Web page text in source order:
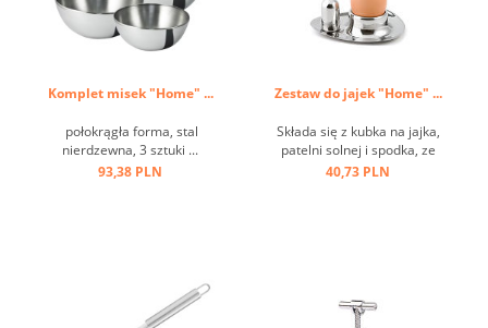
Komplet misek "Home" ...
połokrągła forma, stal
nierdzewna, 3 sztuki ...
93,38 PLN
Zestaw do jajek "Home" ...
Składa się z kubka na jajka,
patelni solnej i spodka, ze
stali nierdzewnej ...
40,73 PLN